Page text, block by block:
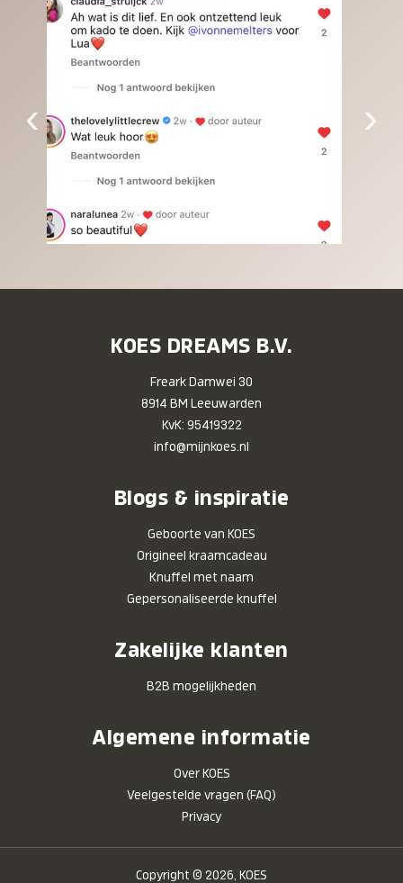
‹ ›
KOES DREAMS B.V.
Freark Damwei 30
8914 BM Leeuwarden
KvK: 95419322
info@mijnkoes.nl
Blogs & inspiratie
Geboorte van KOES
Origineel kraamcadeau
Knuffel met naam
Gepersonaliseerde knuffel
Zakelijke klanten
B2B mogelijkheden
Algemene informatie
Over KOES
Veelgestelde vragen (FAQ)
Privacy
Copyright © 2026, KOES